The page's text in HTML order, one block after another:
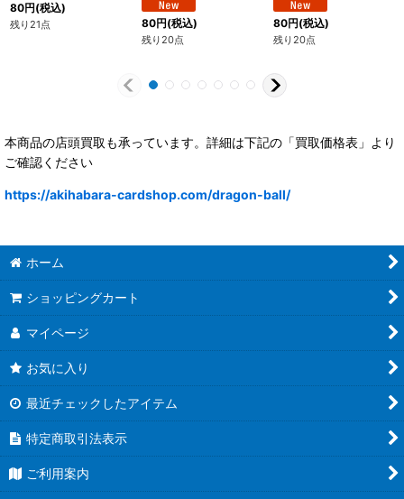
80円(税込)
残り21点 80円(税込)
残り20点
80円(税込)
残り20点
本商品の店頭買取も承っています。詳細は下記の「買取価格表」より
ご確認ください
https://akihabara-cardshop.com/dragon-ball/
ホーム
ショッピングカート
マイページ
お気に入り
最近チェックしたアイテム
特定商取引法表示
ご利用案内